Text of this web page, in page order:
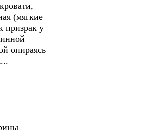
(мягкие
призрак у
опираясь